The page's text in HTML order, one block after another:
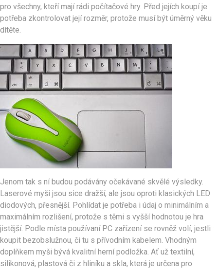
pro všechny, kteří mají rádi počítačové hry. Před jejích koupí je
potřeba zkontrolovat její rozměr, protože musí být úměrný věku
dítěte.
Jenom tak s ní budou podávány očekávané skvělé výsledky.
Laserové myši jsou sice dražší, ale jsou oproti klasických LED
diodových, přesnější. Pohlídat je potřeba i údaj o minimálním a
maximálním rozlišení, protože s těmi s vyšší hodnotou je hra
jistější. Podle místa používaní PC zařízení se rovněž volí, jestli
koupit bezobslužnou, či tu s přívodním kabelem. Vhodným
doplňkem myši bývá kvalitní herní podložka. Ať už textilní,
silikonová, plastová či z hliníku a skla, která je určena pro